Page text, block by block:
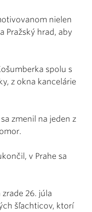
nielen
Pražský hrad, aby
spolu s
z okna kancelárie
zmenil na jeden z
v Prahe sa
26. júla
šľachticov, ktorí